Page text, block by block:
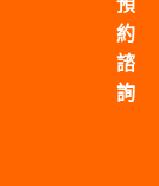
約
諮
詢